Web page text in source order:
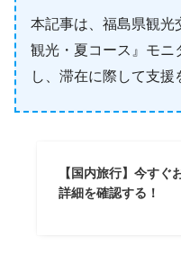
本記事は、福島県観光
観光・夏コース』モニ
し、滞在に際して支援
【国内旅行】今すぐ
詳細を確認する！